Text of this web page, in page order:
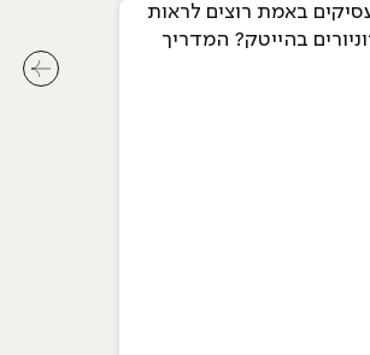
באמת רוצים לראות
בהייטק? המדריך
לחץ בסליידר מאמרים